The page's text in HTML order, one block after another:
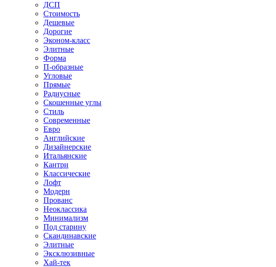
ДСП
Стоимость
Дешевые
Дорогие
Эконом-класс
Элитные
Форма
П-образные
Угловые
Прямые
Радиусные
Скошенные углы
Стиль
Современные
Евро
Английские
Дизайнерские
Итальянские
Кантри
Классические
Лофт
Модерн
Прованс
Неоклассика
Минимализм
Под старину
Скандинавские
Элитные
Эксклюзивные
Хай-тек